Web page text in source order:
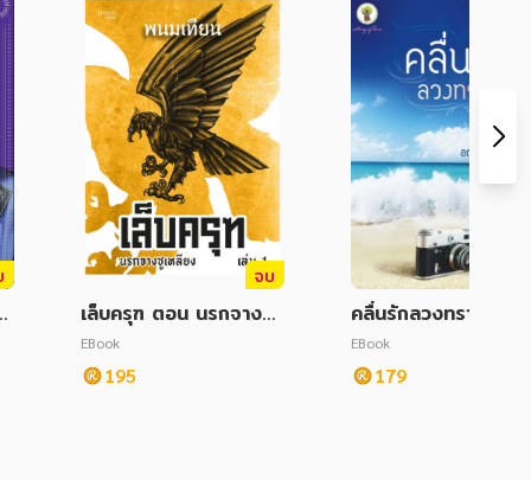
จบ
เล็บครุฑ ตอน นรกจางซูเ
หลียง เล่ม 5
EBook
195
คลื่นรักลวงทราย
EBook
179